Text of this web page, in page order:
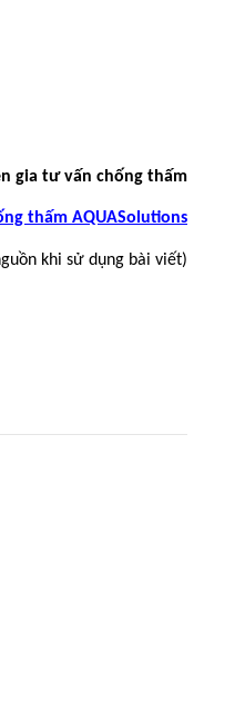
gia tư vấn chống thấm
thấm AQUASolutions
khi sử dụng bài viết)